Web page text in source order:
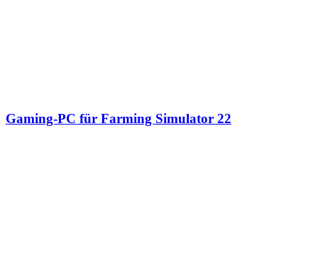
Gaming-PC für Farming Simulator 22